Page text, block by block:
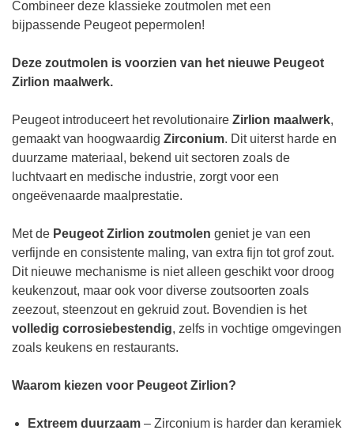
Combineer deze klassieke zoutmolen met een
bijpassende Peugeot pepermolen!
Deze zoutmolen is voorzien van het nieuwe Peugeot
Zirlion maalwerk.
Peugeot introduceert het revolutionaire Zirlion maalwerk,
gemaakt van hoogwaardig Zirconium. Dit uiterst harde en
duurzame materiaal, bekend uit sectoren zoals de
luchtvaart en medische industrie, zorgt voor een
ongeëvenaarde maalprestatie.
Met de Peugeot Zirlion zoutmolen geniet je van een
verfijnde en consistente maling, van extra fijn tot grof zout.
Dit nieuwe mechanisme is niet alleen geschikt voor droog
keukenzout, maar ook voor diverse zoutsoorten zoals
zeezout, steenzout en gekruid zout. Bovendien is het
volledig corrosiebestendig, zelfs in vochtige omgevingen
zoals keukens en restaurants.
Waarom kiezen voor Peugeot Zirlion?
Extreem duurzaam – Zirconium is harder dan keramiek